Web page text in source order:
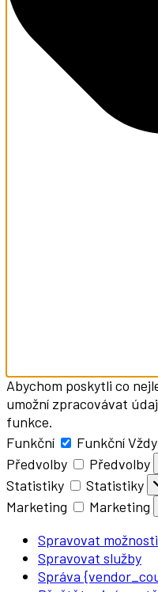
Abychom poskytli co
umožní zpracovávat
funkce.
Funkční
Funkční
Předvolby
Předvolby
Statistiky
Statistiky
Marketing
Marketing
Spravovat možnosti
Spravovat služby
Správa